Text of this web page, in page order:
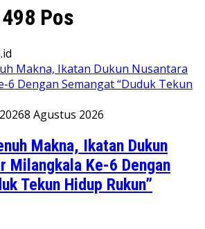
Pos
8 Agustus 2026
Makna, Ikatan Dukun
Milangkala Ke-6 Dengan
Tekun Hidup Rukun”